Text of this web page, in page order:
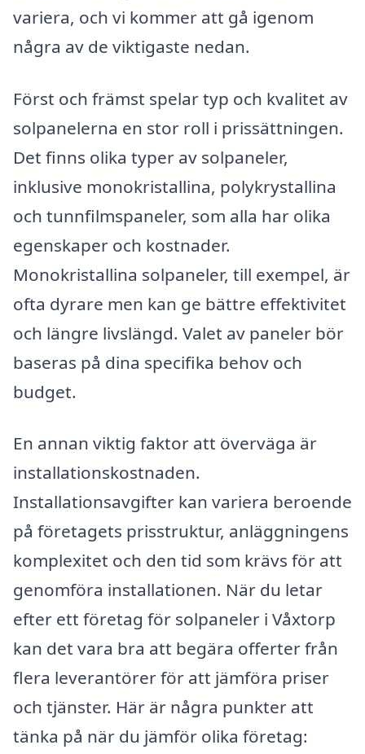
variera, och vi kommer att gå igenom
några av de viktigaste nedan.
Först och främst spelar typ och kvalitet av
solpanelerna en stor roll i prissättningen.
Det finns olika typer av solpaneler,
inklusive monokristallina, polykrystallina
och tunnfilmspaneler, som alla har olika
egenskaper och kostnader.
Monokristallina solpaneler, till exempel, är
ofta dyrare men kan ge bättre effektivitet
och längre livslängd. Valet av paneler bör
baseras på dina specifika behov och
budget.
En annan viktig faktor att överväga är
installationskostnaden.
Installationsavgifter kan variera beroende
på företagets prisstruktur, anläggningens
komplexitet och den tid som krävs för att
genomföra installationen. När du letar
efter ett företag för solpaneler i Våxtorp
kan det vara bra att begära offerter från
flera leverantörer för att jämföra priser
och tjänster. Här är några punkter att
tänka på när du jämför olika företag: